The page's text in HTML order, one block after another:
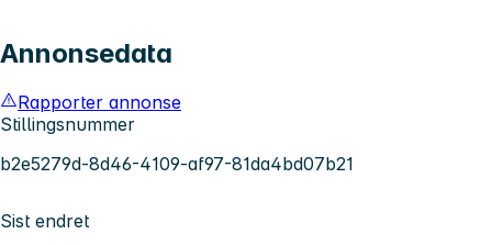
Annonsedata
Rapporter annonse
Stillingsnummer
b2e5279d-8d46-4109-af97-81da4bd07b21
Sist endret